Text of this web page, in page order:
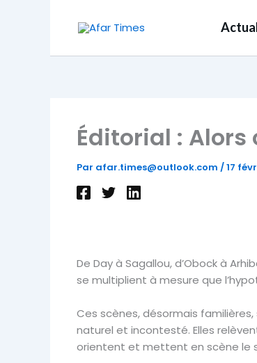
Éditorial : Alors
Par afar.times@outlook.com /17
De Day à Sagallou, d’Obock à
se multiplient à mesure que
Ces scènes, désormais
naturel et incontesté. Elles
orientent et mettent en scène le